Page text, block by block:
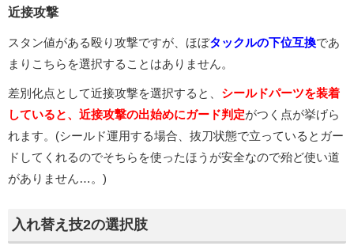
近接攻撃
スタン値がある殴り攻撃ですが、ほぼタックルの下位互換であ
まりこちらを選択することはありません。
差別化点として近接攻撃を選択すると、 シールドパーツを装着
していると、近接攻撃の出始めにガード判定がつく点が挙げら
れます。(シールド運用する場合、抜刀状態で立っているとガー
ドしてくれるのでそちらを使ったほうが安全なので殆ど使い道
がありません…。)
入れ替え技2の選択肢